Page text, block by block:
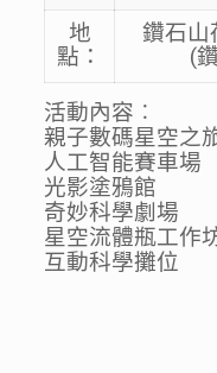
地
點：
鑽石山
(
活動內容︰
親子數碼星空之
人工智能賽車場
光影塗鴉館
奇妙科學劇場
星空流體瓶工作
互動科學攤位